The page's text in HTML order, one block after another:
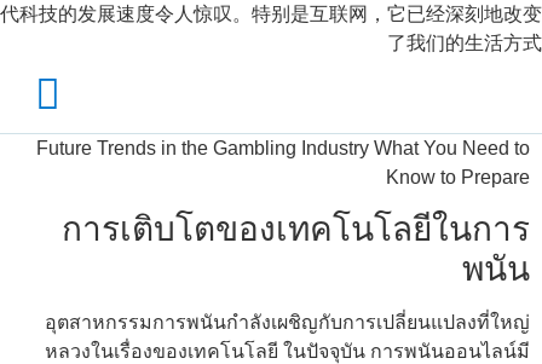
代科技的发展速度令人惊叹。特别是互联网，它已经深刻地改变
了我们的生活方式
Future Trends in the Gambling Industry What You Need to
Know to Prepare
การเติบโตของเทคโนโลยีในการ
พนัน
อุตสาหกรรมการพนันกำลังเผชิญกับการเปลี่ยนแปลงที่ใหญ่
หลวงในเรื่องของเทคโนโลยี ในปัจจุบัน การพนันออนไลน์มี